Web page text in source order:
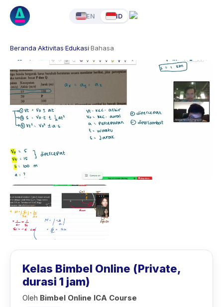
EN ID
Beranda·Aktivitas·Edukasi·Bahasa
Kelas Bimbel Online (Private,
durasi 1 jam)
Oleh Bimbel Online ICA Course